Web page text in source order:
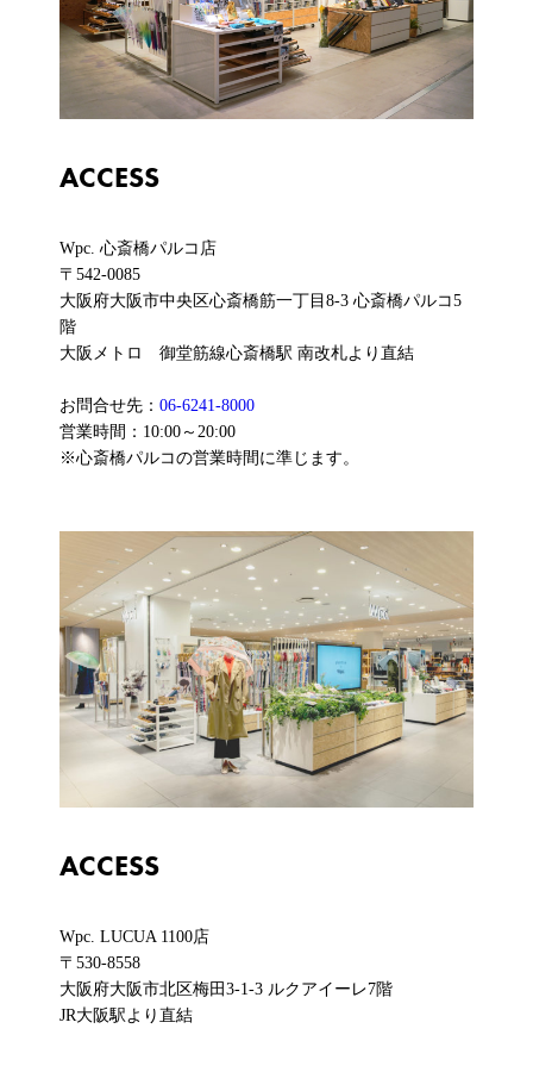
ACCESS
Wpc. 心斎橋パルコ店
〒542-0085
大阪府大阪市中央区心斎橋筋一丁目8-3 心斎橋パルコ5
階
大阪メトロ 御堂筋線心斎橋駅 南改札より直結
お問合せ先： 06-6241-8000
営業時間：10:00～20:00
※心斎橋パルコの営業時間に準じます。
ACCESS
Wpc. LUCUA 1100店
〒530-8558
大阪府大阪市北区梅田3-1-3 ルクアイーレ7階
JR大阪駅より直結